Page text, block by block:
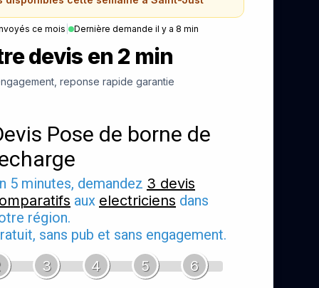
ce mois Dernière demande il y a 8 min
devis en 2 min
reponse rapide garantie
Pose de borne de
5 minutes, demandez 3 devis
aux electriciens dans
région.
sans pub et sans engagement.
3 4 5 6